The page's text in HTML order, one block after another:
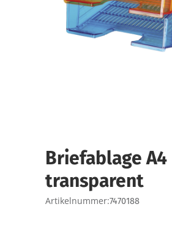
Briefablage A4
transparent
Artikelnummer:7470188